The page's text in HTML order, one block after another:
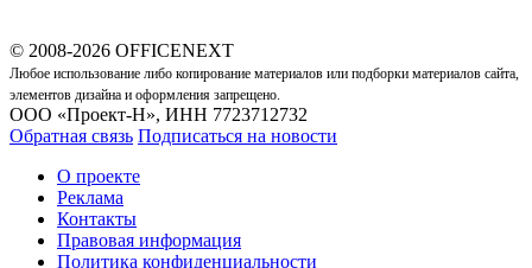
© 2008-2026 OFFICENEXT
Любое использование либо копирование материалов или подборки материалов сайта,
элементов дизайна и оформления запрещено.
ООО «Проект-Н», ИНН 7723712732
Обратная связь Подписаться на новости
О проекте
Реклама
Контакты
Правовая информация
Политика конфиденциальности